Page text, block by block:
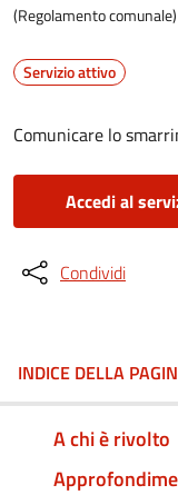
(Regolamento comunale)
Servizio attivo
Comunicare lo
Accedi al
Condividi
INDICE DELLA
A chi è rivolto